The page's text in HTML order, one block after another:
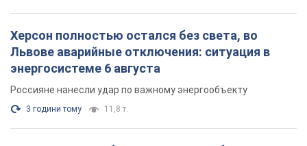
Херсон полностью остался без света, во
Львове аварийные отключения: ситуация в
энергосистеме 6 августа
Россияне нанесли удар по важному энергообъекту
3 години тому 11,8 т.